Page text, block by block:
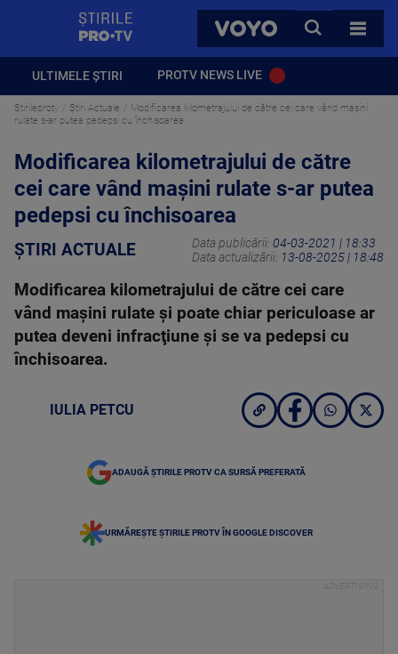
VOYO
CAUTA
TOATE
ULTIMELE ȘTIRI PROTV NEWS LIVE
Stirileprotv Știri Actuale
Modificarea kilometrajului de către cei care vând maşini
rulate s-ar putea pedepsi cu închisoarea
Modificarea kilometrajului de către
cei care vând maşini rulate s-ar putea
pedepsi cu închisoarea
ȘTIRI ACTUALE Data publicării: 04-03-2021 | 18:33
Data actualizării: 13-08-2025 | 18:48
Modificarea kilometrajului de către cei care
vând maşini rulate şi poate chiar periculoase ar
putea deveni infracţiune şi se va pedepsi cu
închisoarea.
IULIA PETCU
ADAUGĂ ȘTIRILE PROTV CA SURSĂ PREFERATĂ
URMĂREȘTE ȘTIRILE PROTV ÎN GOOGLE DISCOVER